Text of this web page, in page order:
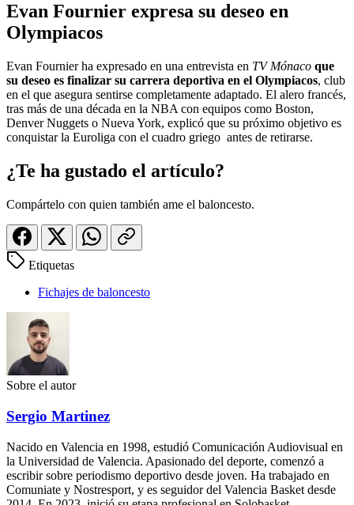
Evan Fournier expresa su deseo en
Olympiacos
Evan Fournier ha expresado en una entrevista en TV Mónaco que
su deseo es finalizar su carrera deportiva en el Olympiacos, club
en el que asegura sentirse completamente adaptado. El alero francés,
tras más de una década en la NBA con equipos como Boston,
Denver Nuggets o Nueva York, explicó que su próximo objetivo es
conquistar la Euroliga con el cuadro griego antes de retirarse.
¿Te ha gustado el artículo?
Compártelo con quien también ame el baloncesto.
Etiquetas
Fichajes de baloncesto
Sobre el autor
Sergio Martinez
Nacido en Valencia en 1998, estudió Comunicación Audiovisual en
la Universidad de Valencia. Apasionado del deporte, comenzó a
escribir sobre periodismo deportivo desde joven. Ha trabajado en
Comuniate y Nostresport, y es seguidor del Valencia Basket desde